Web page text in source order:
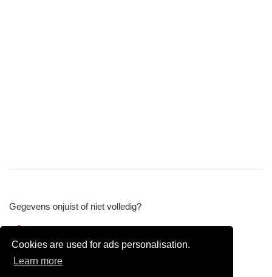
Cookies are used for ads personalisation.
Learn more
Gegevens onjuist of niet volledig?